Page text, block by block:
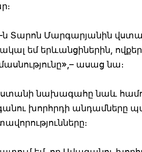
Տարոն Մարգարյանին
եմ երևանցիներին,
ասաց նա։
նախագահը նաև
խորհրդի անդամները